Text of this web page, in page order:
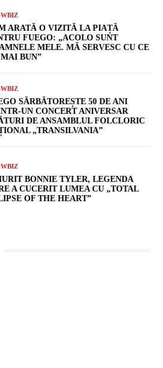
ARATĂ O VIZITĂ LA PIAȚĂ
FUEGO: „ACOLO SUNT
MELE. MĂ SERVESC CU CE
BUN”
SĂRBĂTOREȘTE 50 DE ANI
UN CONCERT ANIVERSAR
DE ANSAMBLUL FOLCLORIC
„TRANSILVANIA”
BONNIE TYLER, LEGENDA
A CUCERIT LUMEA CU „TOTAL
OF THE HEART”